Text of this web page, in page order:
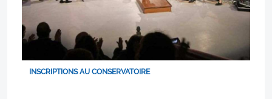
INSCRIPTIONS AU CONSERVATOIRE